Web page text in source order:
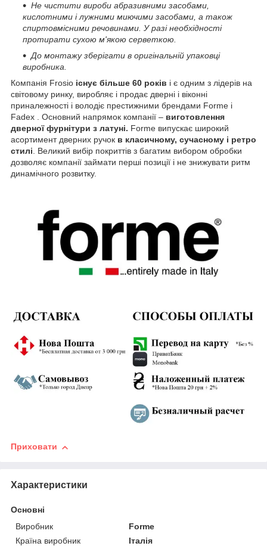
Не чистити вироби абразивними засобами,
кислотними і лужними миючими засобами, а також
спиртовмісними речовинами. У разі необхідності
протирати сухою м'якою серветкою.
До монтажу зберігати в оригінальній упаковці
виробника.
Компанія Frosio існує більше 60 років і є одним з лідерів на
світовому ринку, виробляє і продає дверні і віконні
приналежності і володіє престижними брендами Forme і
Fadex . Основний напрямок компанії – виготовлення
дверної фурнітури з латуні. Forme випускає широкий
асортимент дверних ручок в класичному, сучасному і ретро
стилі . Великий вибір покриттів з багатим вибором обробки
дозволяє компанії займати перші позиції і не знижувати ритм
динамічного розвитку.
Приховати
Характеристики
Основні
Виробник
Forme
Країна виробник
Італія